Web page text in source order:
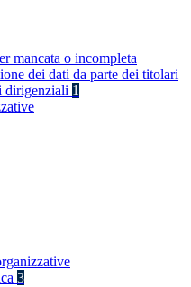
mancata o incompleta
dei dati da parte dei titolari
dirigenziali 1
3